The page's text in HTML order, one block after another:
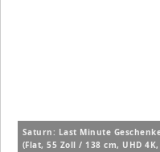
Saturn: Last Minute
(Flat, 55 Zoll / 138 cm, UHD